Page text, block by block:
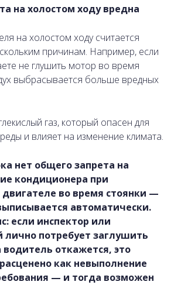
на холостом ходу вредна
на холостом ходу считается
причинам. Например, если
не глушить мотор во время
выбрасывается больше вредных
газ, который опасен для
и влияет на изменение климата.
нет общего запрета на
кондиционера при
во время стоянки —
автоматически.
если инспектор или
лично потребует заглушить
водитель откажется, это
как невыполнение
— и тогда возможен